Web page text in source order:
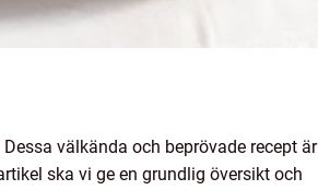
välkända och beprövade recept är
ska vi ge en grundlig översikt och